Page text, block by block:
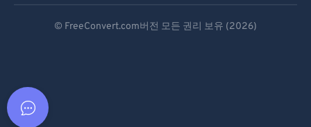
© FreeConvert.com버전 모든 권리 보유 (2026)